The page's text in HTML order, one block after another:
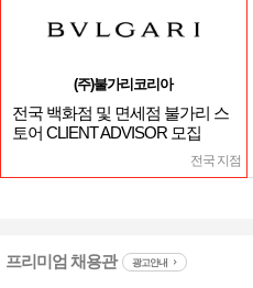
(주)불가리코리아
전국 백화점 및 면세점 불가리 스
토어 CLIENT ADVISOR 모집
전국 지점
프리미엄 채용관 광고안내